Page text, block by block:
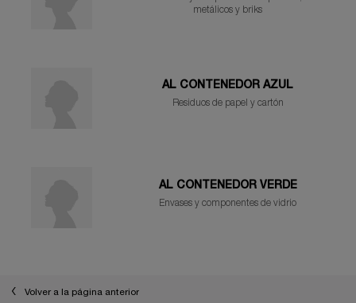
metálicos y briks
AL CONTENEDOR AZUL
Residuos de papel y cartón
AL CONTENEDOR VERDE
Envases y componentes de vidrio
Volver a la página anterior